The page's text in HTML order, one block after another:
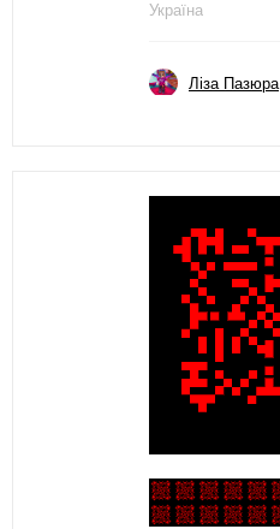
Україна
Ліза Пазюра